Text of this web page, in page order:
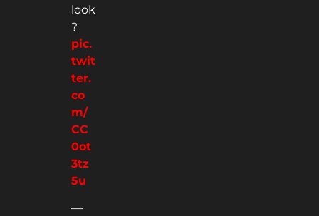
look
?
pic.
twit
ter.
co
m/
CC
0ot
3tz
5u
—